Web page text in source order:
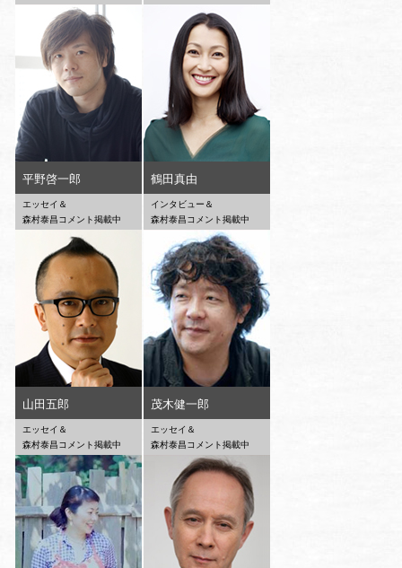
平野啓一郎
エッセイ＆
森村泰昌コメント掲載中
鶴田真由
インタビュー＆
森村泰昌コメント掲載中
山田五郎
エッセイ＆
森村泰昌コメント掲載中
茂木健一郎
エッセイ＆
森村泰昌コメント掲載中